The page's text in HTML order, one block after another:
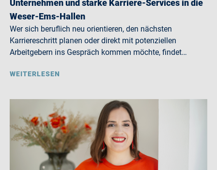
Unternehmen und starke Karriere-Services in die
Weser-Ems-Hallen
Wer sich beruflich neu orientieren, den nächsten
Karriereschritt planen oder direkt mit potenziellen
Arbeitgebern ins Gespräch kommen möchte, findet…
WEITERLESEN